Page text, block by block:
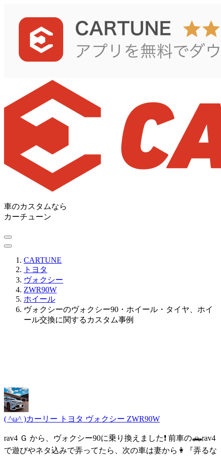
車のカスタムなら
カーチューン
CARTUNE
トヨタ
ヴォクシー
ZWR90W
ホイール
ヴォクシーのヴォクシー90・ホイール・タイヤ、ホイ
ール交換に関するカスタム事例
( ^ω^ )カーリー トヨタ ヴォクシー ZWR90W
rav4 Ｇ から、ヴォクシー90に乗り換えました❗️ 前車の🛻rav4
で遊びやネタ込みで弄ってたら、次の車は妻から👩『弄るな